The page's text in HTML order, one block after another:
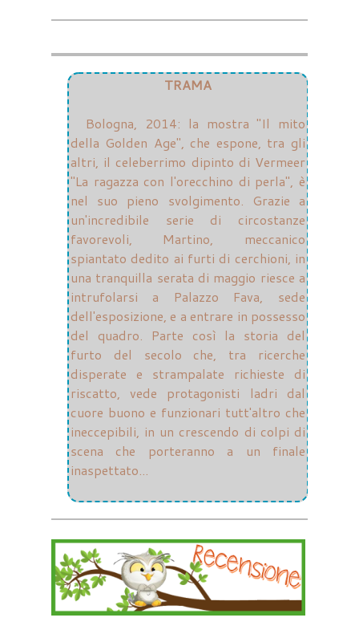
TRAMA
Bologna, 2014: la mostra "Il mito
della Golden Age", che espone, tra gli
altri, il celeberrimo dipinto di Vermeer
"La ragazza con l'orecchino di perla", è
nel suo pieno svolgimento. Grazie a
un'incredibile serie di circostanze
favorevoli, Martino, meccanico
spiantato dedito ai furti di cerchioni, in
una tranquilla serata di maggio riesce a
intrufolarsi a Palazzo Fava, sede
dell'esposizione, e a entrare in possesso
del quadro. Parte così la storia del
furto del secolo che, tra ricerche
disperate e strampalate richieste di
riscatto, vede protagonisti ladri dal
cuore buono e funzionari tutt'altro che
ineccepibili, in un crescendo di colpi di
scena che porteranno a un finale
inaspettato...